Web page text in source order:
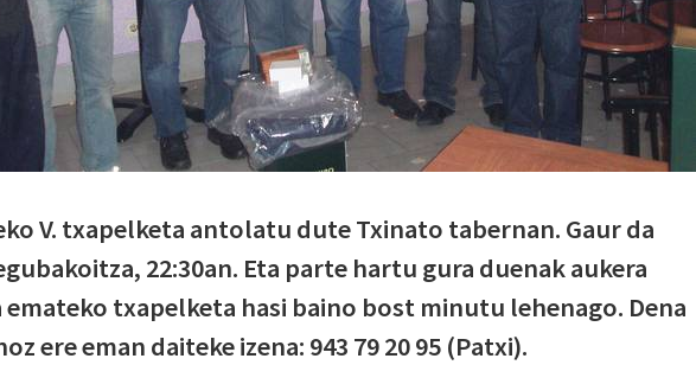
V. txapelketa antolatu dute Txinato tabernan. Gaur da
22:30an. Eta parte hartu gura duenak aukera
emateko txapelketa hasi baino bost minutu lehenago. Dena
ere eman daiteke izena: 943 79 20 95 (Patxi).